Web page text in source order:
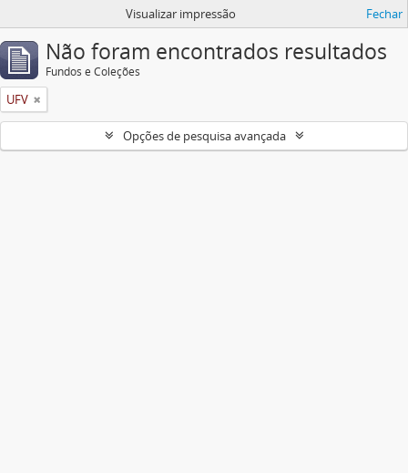
Visualizar impressão Fechar
Não foram encontrados resultados
Fundos e Coleções
UFV
Opções de pesquisa avançada